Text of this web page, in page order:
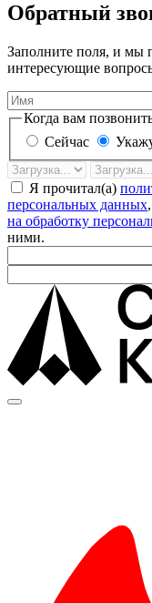
Обратный
Заполните поля, и мы
интересующие
Имя
Когда вам
Сейчас
Дата
звонка
Время
Я прочитал(а)
персональных данных,
на обработку
ними.